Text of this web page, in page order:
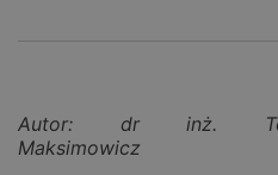
Autor: dr inż.
Maksimowicz